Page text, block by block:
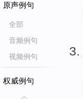
原声例句
全部
音频例句
视频例句
权威例句